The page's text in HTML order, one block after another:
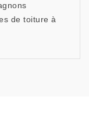
de toiture à